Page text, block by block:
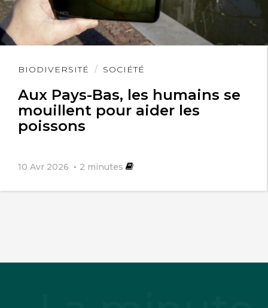
BIODIVERSITÉ SOCIÉTÉ
Aux Pays-Bas, les humains se
mouillent pour aider les
poissons
10 Avr 2026 2 minutes
Lire